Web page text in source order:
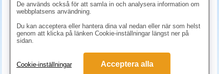
1666.30 kr (inkl. moms)
De används också för att samla in och analysera information om
webbplatsens användning.
Du kan acceptera eller hantera dina val nedan eller när som helst
genom att klicka på länken Cookie-inställningar längst ner på
sidan.
Cookie-inställningar Acceptera alla